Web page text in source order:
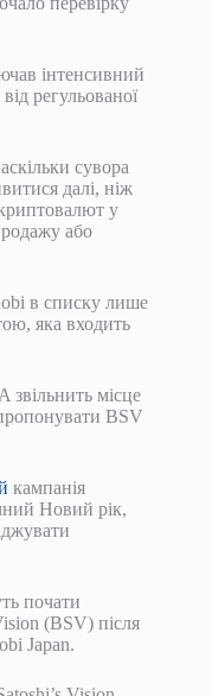
інтенсивний
регульованої
сувора
далі, ніж
у
або
в списку лише
яка входить
звільнить місце
BSV
кампанія
Новий рік,
почати
(BSV) після
Japan.